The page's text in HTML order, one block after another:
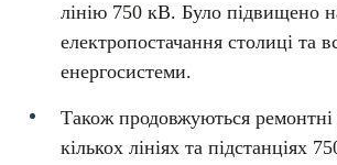
лінію 750 кВ. Було підвищено
електропостачання столиці та
енергосистеми.
Також продовжуються
кількох лініях та підстанціях